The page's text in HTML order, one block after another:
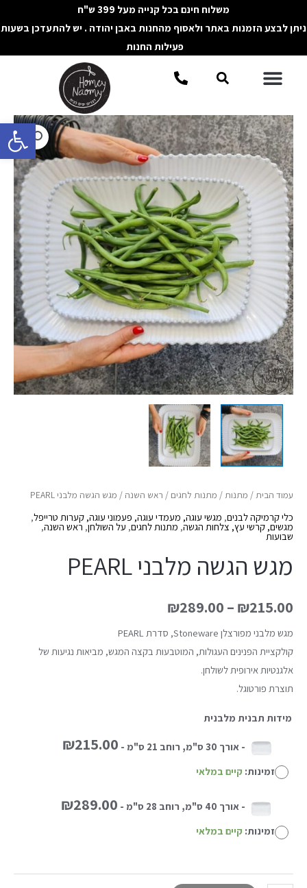
פתח
לתוכן
משלוח חינם בכל קנייה מעל 399 ש"ח
ניתן לבצע הזמנות באתר ולאסוף מהחנות באבן יהודה . יש להתעדכן בשעות
פעילות החנות
תפריטחיפוש
עמוד הבית/ מתנות/ מתנות לחגים / ראש השנה / מגש הגשה מלבני PEARL
כלי קרמיקה לבנים, מגשי עוגה, מעמדי עוגה, פעמוני עוגה, קערות טרייפל,
מגשים, קרשי עץ, צלחות הגשה, מתנות לחגים, על השולחן, ראש השנה,
שבועות
מגש הגשה מלבני PEARL
₪215.00
–
₪289.00
מגש מלבני מפורצלן Stoneware, סדרת PEARL
קולקציית הפנינים העגולות, המוטבעות בקצה המגש, מביאות נגיעות של
אלגנטיות אירופית לשולחן.
תוצרת פורטוגל.
מידות תבנית מלבנית
- אורך 30 ס"מ, רוחב 21 ס"מ -
₪215.00
זמינות: קיים במלאי
- אורך 40 ס"מ, רוחב 28 ס"מ -
₪289.00
זמינות: קיים במלאי
כמות
של
מגש
הגשה
מלבני
PEARL